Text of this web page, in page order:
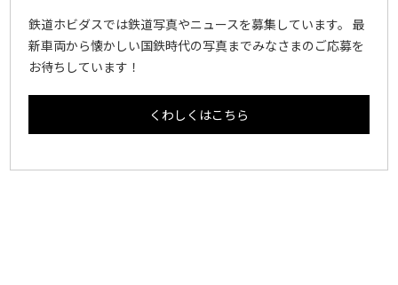
鉄道ホビダスでは鉄道写真やニュースを募集しています。 最
新車両から懐かしい国鉄時代の写真までみなさまのご応募を
お待ちしています！
くわしくはこちら